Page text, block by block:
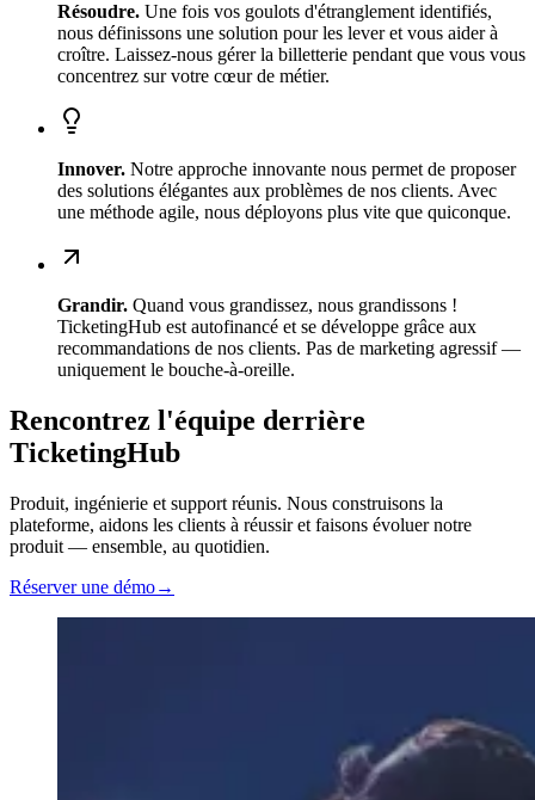
Résoudre. Une fois vos goulots d'étranglement identifiés,
nous définissons une solution pour les lever et vous aider à
croître. Laissez-nous gérer la billetterie pendant que vous vous
concentrez sur votre cœur de métier.
Innover. Notre approche innovante nous permet de proposer
des solutions élégantes aux problèmes de nos clients. Avec
une méthode agile, nous déployons plus vite que quiconque.
Grandir. Quand vous grandissez, nous grandissons !
TicketingHub est autofinancé et se développe grâce aux
recommandations de nos clients. Pas de marketing agressif —
uniquement le bouche-à-oreille.
Rencontrez l'équipe derrière
TicketingHub
Produit, ingénierie et support réunis. Nous construisons la
plateforme, aidons les clients à réussir et faisons évoluer notre
produit — ensemble, au quotidien.
Réserver une démo→